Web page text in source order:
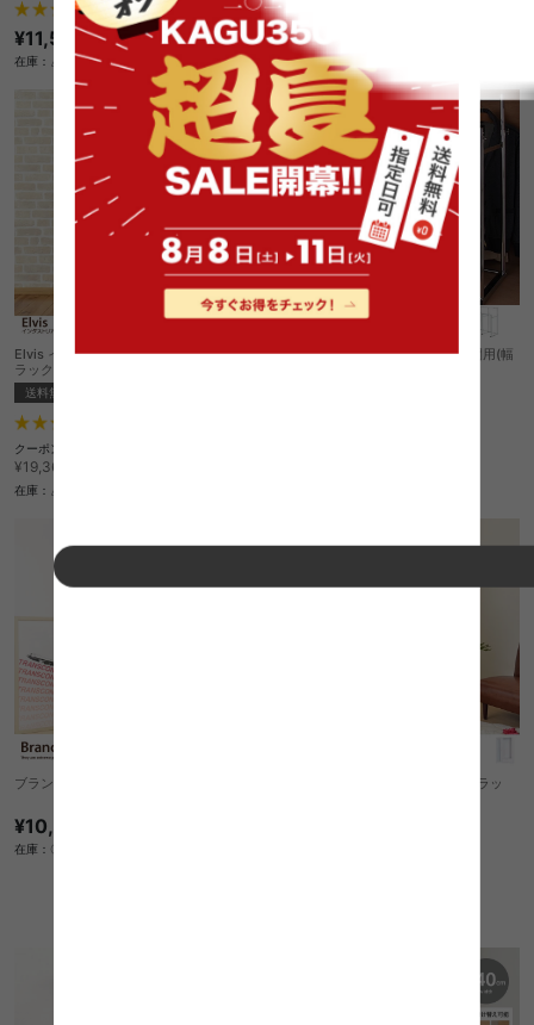
2 件
¥11,510
在庫：△
¥8,810
在庫：〇
Elvis インダストリアルシリーズ ハンガー
ラック
送料無料
クーポン利用で
¥19,360→
在庫：△
Porta 押入れ伸縮頑丈ハンガー 半間用(幅
ブランチ ポールスタンド
¥10,070
在庫：〇
Anri Hanger Rack(アンリハンガーラッ